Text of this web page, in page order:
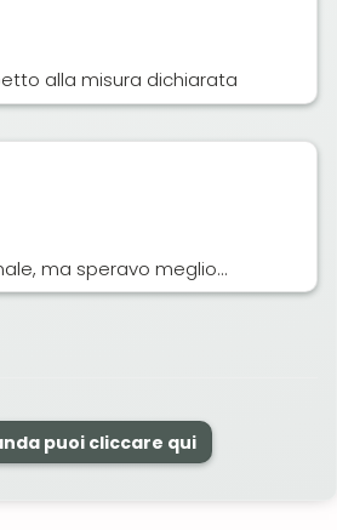
alla misura dichiarata
ma speravo meglio...
puoi cliccare qui